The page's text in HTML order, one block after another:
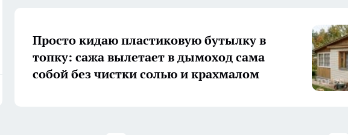
Просто кидаю пластиковую бутылку в
топку: сажа вылетает в дымоход сама
собой без чистки солью и крахмалом